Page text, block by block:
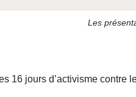
Les
16 jours d’activisme contre